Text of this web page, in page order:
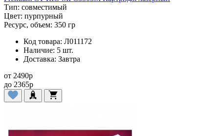
Тип: совместимый
Цвет: пурпурный
Ресурс, объем: 350 гр
Код товара: Л011172
Наличие: 5 шт.
Доставка: Завтра
от 2490p
до 2365p